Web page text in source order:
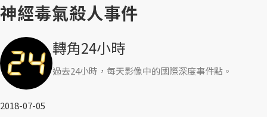
神經毒氣殺人事件
轉角24小時
過去24小時，每天影像中的國際深度事件點。
2018-07-05